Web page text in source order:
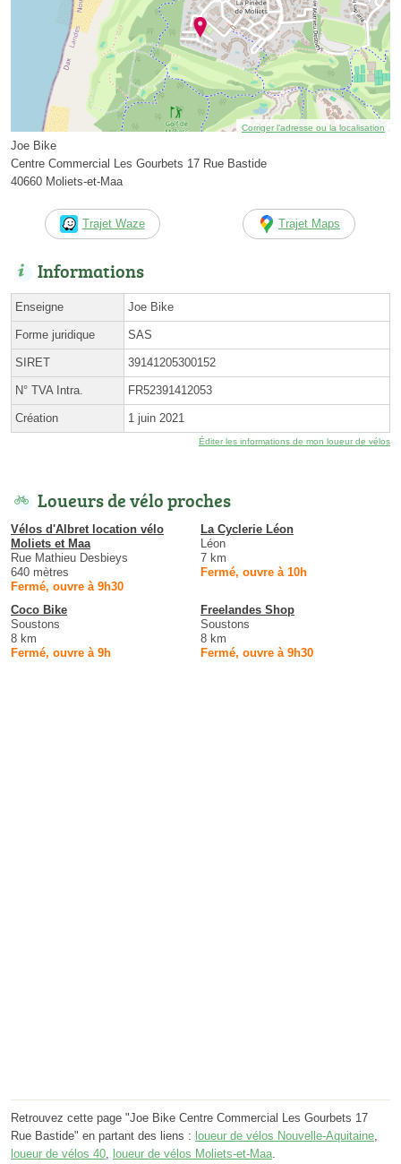
Corriger l’adresse ou la localisation
Joe Bike
Centre Commercial Les Gourbets 17 Rue Bastide
40660 Moliets-et-Maa
Trajet Waze Trajet Maps
Informations
Enseigne Joe Bike
Forme juridique SAS
SIRET 39141205300152
N° TVA Intra. FR52391412053
Création 1 juin 2021
Éditer les informations de mon loueur de vélos
Loueurs de vélo proches
Vélos d'Albret location vélo
Moliets et Maa
Rue Mathieu Desbieys
640 mètres
Fermé, ouvre à 9h30
La Cyclerie Léon
Léon
7 km
Fermé, ouvre à 10h
Coco Bike
Soustons
8 km
Fermé, ouvre à 9h
Freelandes Shop
Soustons
8 km
Fermé, ouvre à 9h30
Retrouvez cette page "Joe Bike Centre Commercial Les Gourbets 17
Rue Bastide" en partant des liens : loueur de vélos Nouvelle-Aquitaine
loueur de vélos 40
loueur de vélos Moliets-et-Maa